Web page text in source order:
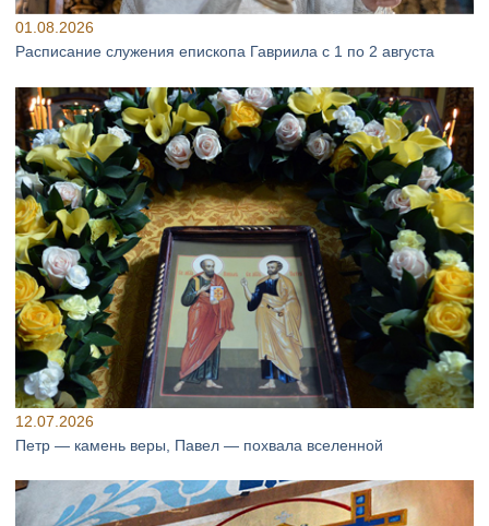
01.08.2026
Расписание служения епископа Гавриила с 1 по 2 августа
12.07.2026
Петр — камень веры, Павел — похвала вселенной